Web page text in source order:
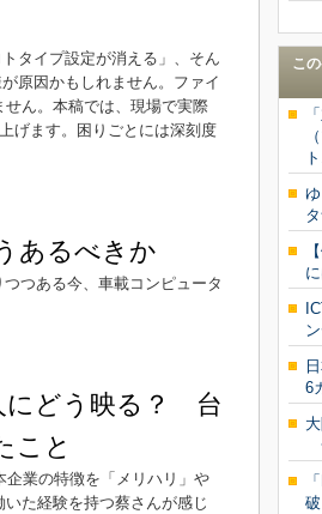
タイプ設定が消える」、そん
原因かもしれません。ファイ
ん。本稿では、現場で実際
げます。困りごとには深刻度
あるべきか
つある今、車載コンピュータ
にどう映る？ 台
こと
企業の特徴を「メリハリ」や
た経験を持つ蔡さんが感じ
こ
6